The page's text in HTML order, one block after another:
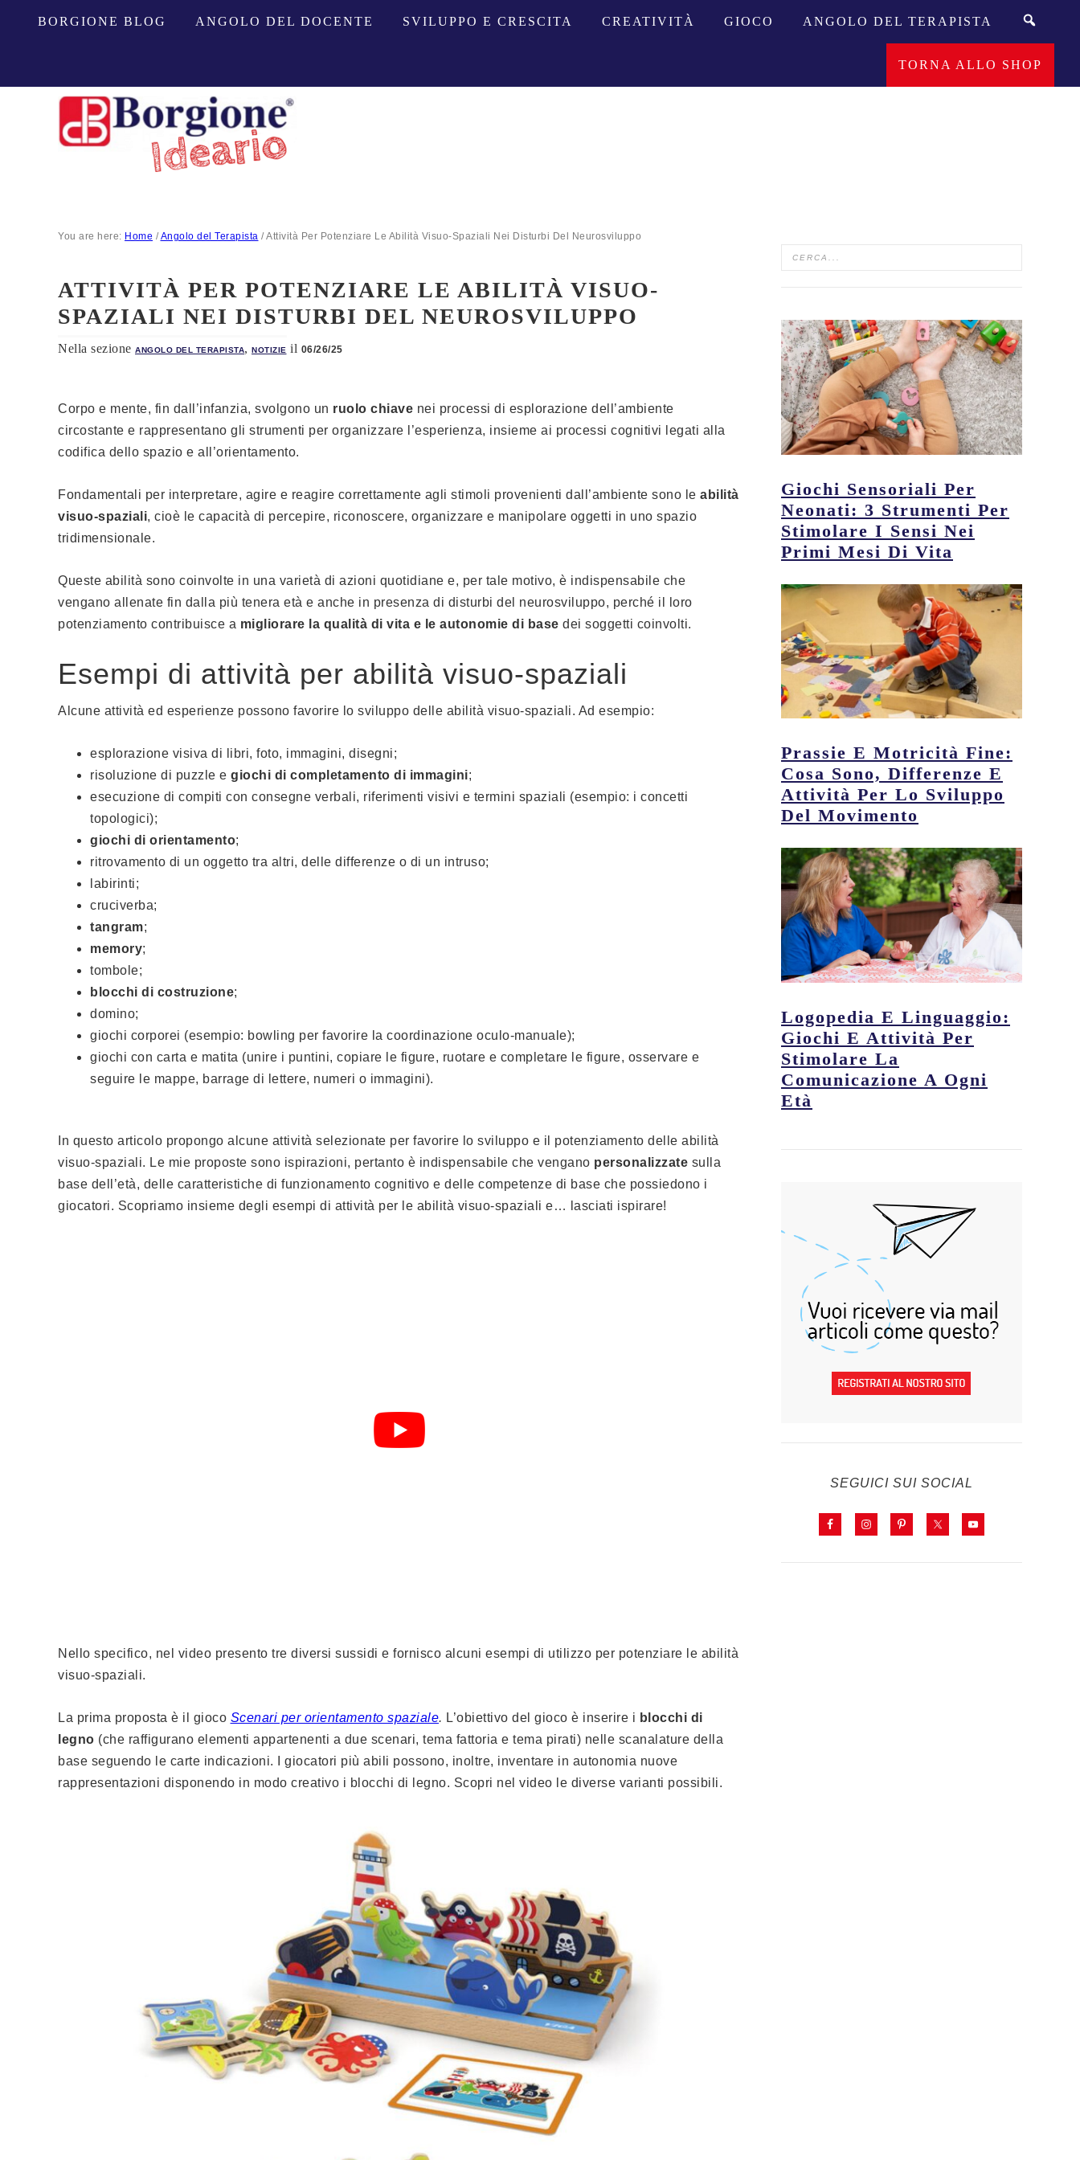
BORGIONE BLOG ANGOLO DEL DOCENTE SVILUPPO E CRESCITA CREATIVITÀ GIOCO ANGOLO DEL TERAPISTA
TORNA ALLO SHOP
You are here: Home / Angolo del Terapista /Attività Per Potenziare Le Abilità Visuo-Spaziali Nei Disturbi Del Neurosviluppo
ATTIVITÀ PER POTENZIARE LE ABILITÀ VISUO-
SPAZIALI NEI DISTURBI DEL NEUROSVILUPPO
Nella sezione ANGOLO DEL TERAPISTA, NOTIZIE il 06/26/25
Corpo e mente, fin dall’infanzia, svolgono un ruolo chiave nei processi di esplorazione dell’ambiente
circostante e rappresentano gli strumenti per organizzare l’esperienza, insieme ai processi cognitivi legati alla
codifica dello spazio e all’orientamento.
Fondamentali per interpretare, agire e reagire correttamente agli stimoli provenienti dall’ambiente sono le abilità
visuo-spaziali, cioè le capacità di percepire, riconoscere, organizzare e manipolare oggetti in uno spazio
tridimensionale.
Queste abilità sono coinvolte in una varietà di azioni quotidiane e, per tale motivo, è indispensabile che
vengano allenate fin dalla più tenera età e anche in presenza di disturbi del neurosviluppo, perché il loro
potenziamento contribuisce a migliorare la qualità di vita e le autonomie di base dei soggetti coinvolti.
Esempi di attività per abilità visuo-spaziali
Alcune attività ed esperienze possono favorire lo sviluppo delle abilità visuo-spaziali. Ad esempio:
esplorazione visiva di libri, foto, immagini, disegni;
risoluzione di puzzle e giochi di completamento di immagini;
esecuzione di compiti con consegne verbali, riferimenti visivi e termini spaziali (esempio: i concetti
topologici);
giochi di orientamento;
ritrovamento di un oggetto tra altri, delle differenze o di un intruso;
labirinti;
cruciverba;
tangram;
memory;
tombole;
blocchi di costruzione;
domino;
giochi corporei (esempio: bowling per favorire la coordinazione oculo-manuale);
giochi con carta e matita (unire i puntini, copiare le figure, ruotare e completare le figure, osservare e
seguire le mappe, barrage di lettere, numeri o immagini).
In questo articolo propongo alcune attività selezionate per favorire lo sviluppo e il potenziamento delle abilità
visuo-spaziali. Le mie proposte sono ispirazioni, pertanto è indispensabile che vengano personalizzate sulla
base dell’età, delle caratteristiche di funzionamento cognitivo e delle competenze di base che possiedono i
giocatori. Scopriamo insieme degli esempi di attività per le abilità visuo-spaziali e… lasciati ispirare!
Nello specifico, nel video presento tre diversi sussidi e fornisco alcuni esempi di utilizzo per potenziare le abilità
visuo-spaziali.
La prima proposta è il gioco Scenari per orientamento spaziale. L’obiettivo del gioco è inserire i blocchi di
legno (che raffigurano elementi appartenenti a due scenari, tema fattoria e tema pirati) nelle scanalature della
base seguendo le carte indicazioni. I giocatori più abili possono, inoltre, inventare in autonomia nuove
rappresentazioni disponendo in modo creativo i blocchi di legno. Scopri nel video le diverse varianti possibili.
Giochi Sensoriali Per
Neonati: 3 Strumenti Per
Stimolare I Sensi Nei
Primi Mesi Di Vita
Prassie E Motricità Fine:
Cosa Sono, Differenze E
Attività Per Lo Sviluppo
Del Movimento
Logopedia E Linguaggio:
Giochi E Attività Per
Stimolare La
Comunicazione A Ogni
Età
SEGUICI SUI SOCIAL